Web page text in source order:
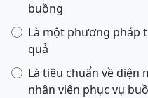
buồng
Là một phương pháp
quả
Là tiêu chuẩn về diện
nhân viên phục vụ